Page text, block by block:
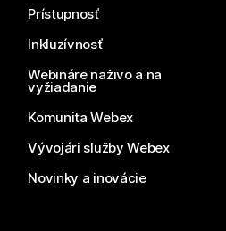
Prístupnosť
Inkluzívnosť
Webináre naživo a na
vyžiadanie
Komunita Webex
Vývojári služby Webex
Novinky a inovácie